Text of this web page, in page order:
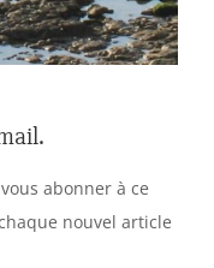
abonner à ce
nouvel article